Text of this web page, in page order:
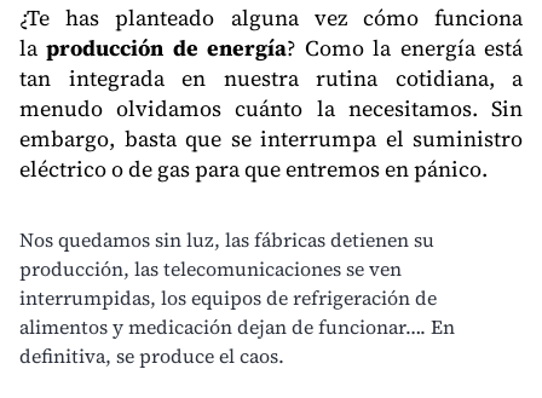
¿Te has planteado alguna vez cómo funciona
laproducción de energía? Como la energía está
tan integrada en nuestra rutina cotidiana, a
menudo olvidamos cuánto la necesitamos. Sin
embargo, basta que se interrumpa el suministro
eléctrico o de gas para que entremos en pánico.
Nos quedamos sin luz, las fábricas detienen su
producción, las telecomunicaciones se ven
interrumpidas, los equipos de refrigeración de
alimentos y medicación dejan de funcionar…. En
definitiva, se produce el caos.